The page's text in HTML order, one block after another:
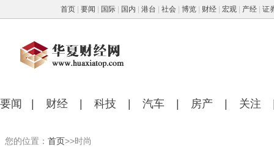
首页| 要闻 国际| 国内 港台 社会| 博览| 财经| 宏观| 产经| 证
要闻 财经 科技 汽车 房产 关注
您的位置： 首页>>时尚